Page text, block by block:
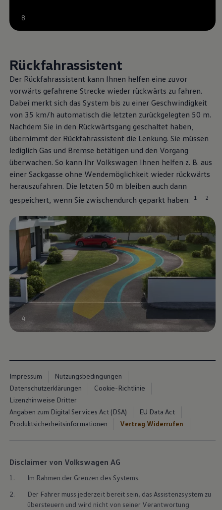
8
Rückfahrassistent
Der Rückfahrassistent kann Ihnen helfen eine zuvor
vorwärts gefahrene Strecke wieder rückwärts zu fahren.
Dabei merkt sich das System bis zu einer Geschwindigkeit
von 35 km/h automatisch die letzten zurückgelegten 50 m.
Nachdem Sie in den Rückwärtsgang geschaltet haben,
übernimmt der Rückfahrassistent die Lenkung. Sie müssen
lediglich Gas und Bremse betätigen und den Vorgang
überwachen. So kann Ihr Volkswagen Ihnen helfen z. B. aus
einer Sackgasse ohne Wendemöglichkeit wieder rückwärts
herauszufahren. Die letzten 50 m bleiben auch dann
gespeichert, wenn Sie zwischendurch geparkt haben.
1 2
4
Impressum
Nutzungsbedingungen
Datenschutzerklärungen
Cookie-Richtlinie
Lizenzhinweise Dritter
Angaben zum Digital Services Act (DSA)
EU Data Act
Produktsicherheitsinformationen
Vertrag Widerrufen
Disclaimer von Volkswagen AG
1.
Im Rahmen der Grenzen des Systems.
2.
Der Fahrer muss jederzeit bereit sein, das Assistenzsystem zu
übersteuern und wird nicht von seiner Verantwortung